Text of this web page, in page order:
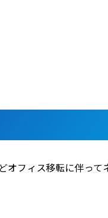
フィス移転に伴っ